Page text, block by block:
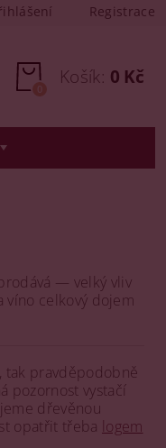
Registrace
Košík: 0 Kč
0
— velký vliv
víno celkový dojem
tak pravděpodobně
pozornost vystačí
dřevěnou
opatřit třeba logem